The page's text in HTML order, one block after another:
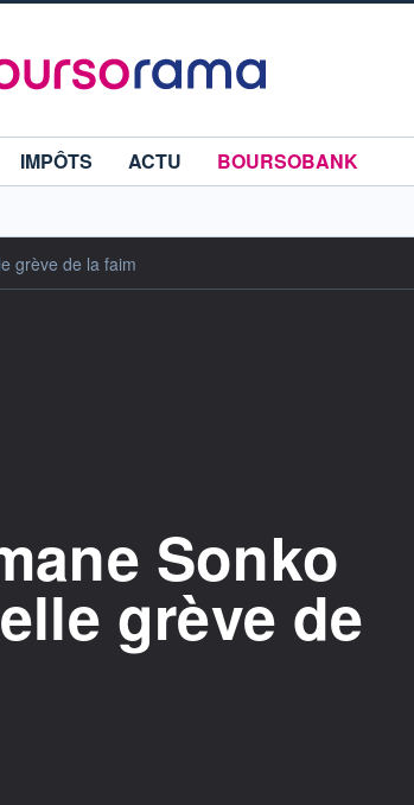
IMPÔTS ACTU
BOURSOBANK
grève de la faim
Sonko
grève de